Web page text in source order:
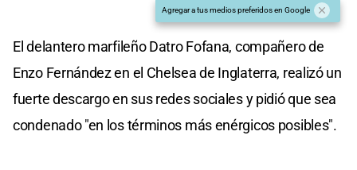
Agregar a tus medios preferidos en Google
El delantero marfileño Datro Fofana, compañero de
Enzo Fernández en el Chelsea de Inglaterra, realizó un
fuerte descargo en sus redes sociales y pidió que sea
condenado "en los términos más enérgicos posibles".